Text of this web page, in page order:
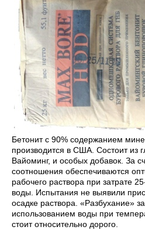
Бетонит с 90% содержанием
производится в США. Состоит из
Вайоминг, и особых добавок. За
соотношения обеспечиваются
рабочего раствора при затрате
воды. Испытания не выявили
осадке раствора. «Разбухание»
использованием воды при
стоит относительно дорого.